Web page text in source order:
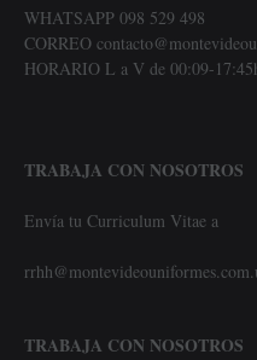
WHATSAPP 098 529 498
CORREO
HORARIO L a V de 00:09-
TRABAJA CON NOSOTROS
Envía tu Curriculum Vitae a
TRABAJA CON NOSOTROS